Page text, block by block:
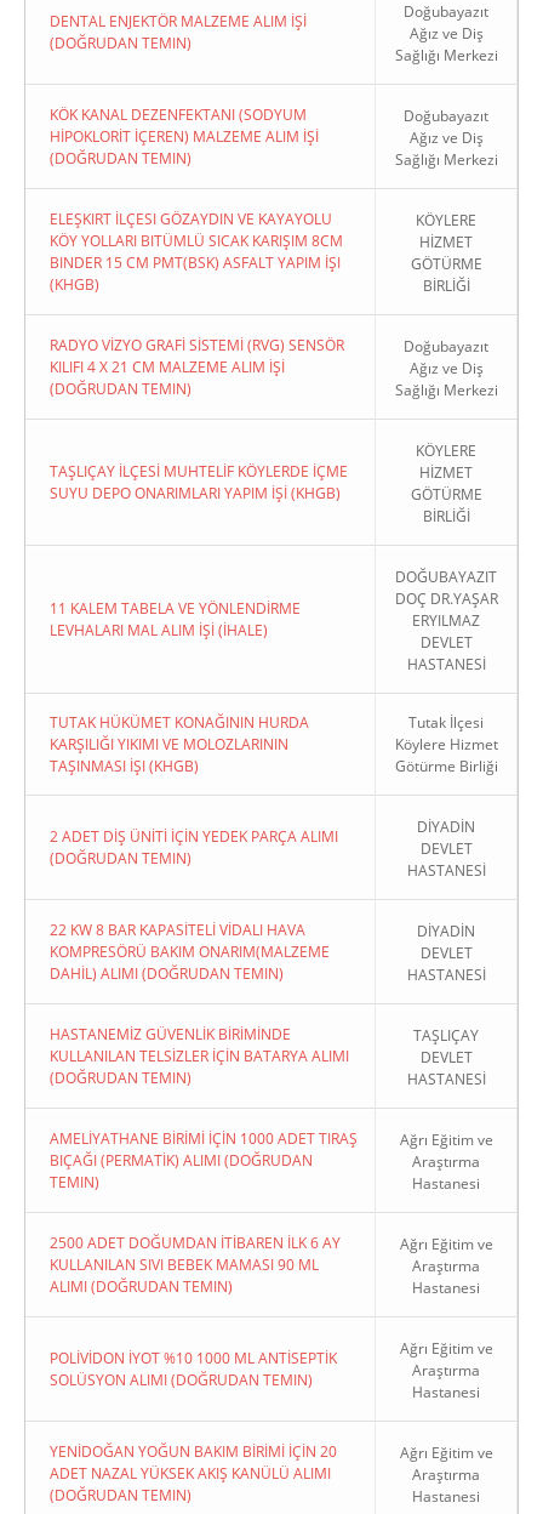
DENTAL ENJEKTÖR MALZEME ALIM İŞİ
(DOĞRUDAN TEMIN)
Doğubayazıt
Ağız ve Diş
Sağlığı Merkezi
KÖK KANAL DEZENFEKTANI (SODYUM
HİPOKLORİT İÇEREN) MALZEME ALIM İŞİ
(DOĞRUDAN TEMIN)
Doğubayazıt
Ağız ve Diş
Sağlığı Merkezi
ELEŞKIRT İLÇESI GÖZAYDIN VE KAYAYOLU
KÖY YOLLARI BITÜMLÜ SICAK KARIŞIM 8CM
BINDER 15 CM PMT(BSK) ASFALT YAPIM İŞI
(KHGB)
KÖYLERE
HİZMET
GÖTÜRME
BİRLİĞİ
RADYO VİZYO GRAFİ SİSTEMİ (RVG) SENSÖR
KILIFI 4 X 21 CM MALZEME ALIM İŞİ
(DOĞRUDAN TEMIN)
Doğubayazıt
Ağız ve Diş
Sağlığı Merkezi
TAŞLIÇAY İLÇESİ MUHTELİF KÖYLERDE İÇME
SUYU DEPO ONARIMLARI YAPIM İŞİ (KHGB)
KÖYLERE
HİZMET
GÖTÜRME
BİRLİĞİ
11 KALEM TABELA VE YÖNLENDİRME
LEVHALARI MAL ALIM İŞİ (İHALE)
DOĞUBAYAZIT
DOÇ DR.YAŞAR
ERYILMAZ
DEVLET
HASTANESİ
TUTAK HÜKÜMET KONAĞININ HURDA
KARŞILIĞI YIKIMI VE MOLOZLARININ
TAŞINMASI İŞI (KHGB)
Tutak İlçesi
Köylere Hizmet
Götürme Birliği
2 ADET DİŞ ÜNİTİ İÇİN YEDEK PARÇA ALIMI
(DOĞRUDAN TEMIN)
DİYADİN
DEVLET
HASTANESİ
22 KW 8 BAR KAPASİTELİ VİDALI HAVA
KOMPRESÖRÜ BAKIM ONARIM(MALZEME
DAHİL) ALIMI (DOĞRUDAN TEMIN)
DİYADİN
DEVLET
HASTANESİ
HASTANEMİZ GÜVENLİK BİRİMİNDE
KULLANILAN TELSİZLER İÇİN BATARYA ALIMI
(DOĞRUDAN TEMIN)
TAŞLIÇAY
DEVLET
HASTANESİ
AMELİYATHANE BİRİMİ İÇİN 1000 ADET TIRAŞ
BIÇAĞI (PERMATİK) ALIMI (DOĞRUDAN
TEMIN)
Ağrı Eğitim ve
Araştırma
Hastanesi
2500 ADET DOĞUMDAN İTİBAREN İLK 6 AY
KULLANILAN SIVI BEBEK MAMASI 90 ML
ALIMI (DOĞRUDAN TEMIN)
Ağrı Eğitim ve
Araştırma
Hastanesi
POLİVİDON İYOT %10 1000 ML ANTİSEPTİK
SOLÜSYON ALIMI (DOĞRUDAN TEMIN)
Ağrı Eğitim ve
Araştırma
Hastanesi
YENİDOĞAN YOĞUN BAKIM BİRİMİ İÇİN 20
ADET NAZAL YÜKSEK AKIŞ KANÜLÜ ALIMI
(DOĞRUDAN TEMIN)
Ağrı Eğitim ve
Araştırma
Hastanesi